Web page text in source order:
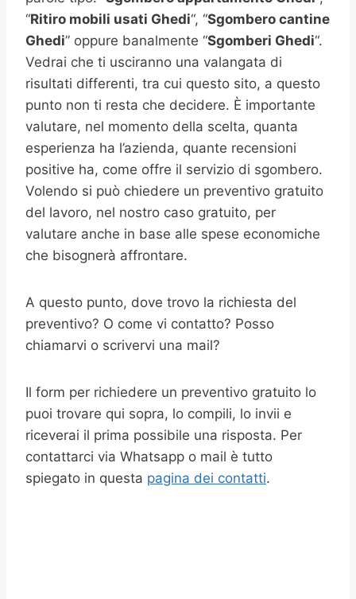
“Ritiro mobili usati Ghedi“, “Sgombero cantine
Ghedi” oppure banalmente “Sgomberi Ghedi“.
Vedrai che ti usciranno una valangata di
risultati differenti, tra cui questo sito, a questo
punto non ti resta che decidere. È importante
valutare, nel momento della scelta, quanta
esperienza ha l’azienda, quante recensioni
positive ha, come offre il servizio di sgombero.
Volendo si può chiedere un preventivo gratuito
del lavoro, nel nostro caso gratuito, per
valutare anche in base alle spese economiche
che bisognerà affrontare.
A questo punto, dove trovo la richiesta del
preventivo? O come vi contatto? Posso
chiamarvi o scrivervi una mail?
Il form per richiedere un preventivo gratuito lo
puoi trovare qui sopra, lo compili, lo invii e
riceverai il prima possibile una risposta. Per
contattarci via Whatsapp o mail è tutto
spiegato in questa pagina dei contatti.